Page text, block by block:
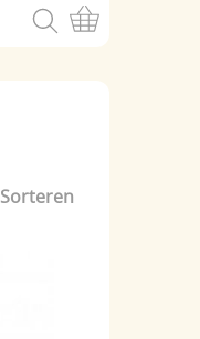
Sorteren